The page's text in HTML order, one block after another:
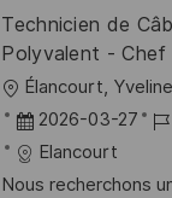
u
n
g
r
f
e
Technicien de
Polyvalent - Chef
O
r
t
Élancourt,
D
a
t
2026-03-27
J
b
Elancourt
Nous recherchons